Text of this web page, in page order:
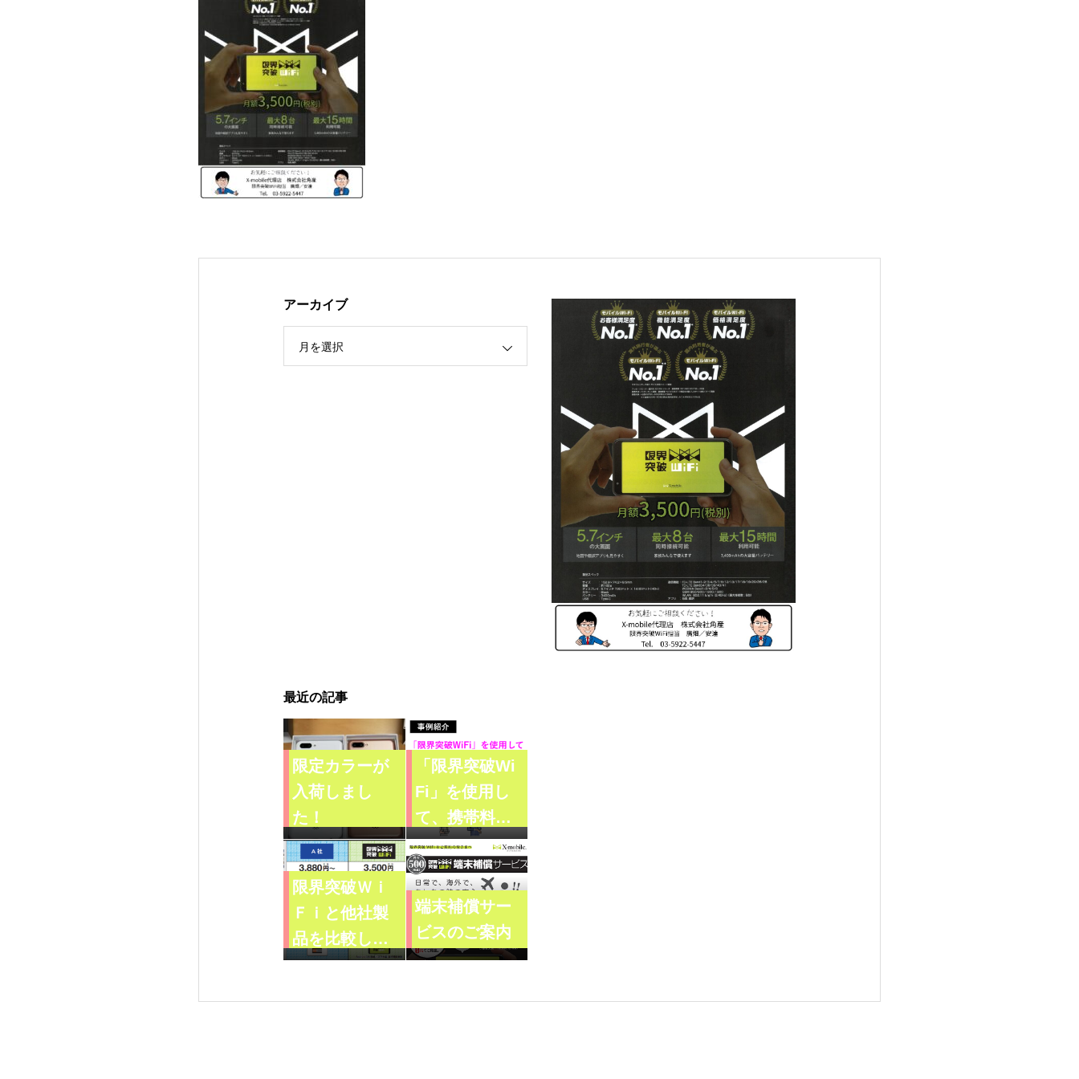
アーカイブ
月を選択
最近の記事
限定カラーが
入荷しまし
た！
「限界突破Wi
Fi」を使用し
て、携帯料金
が安くなる
の？
限界突破Ｗｉ
Ｆｉと他社製
品を比較して
みました
端末補償サー
ビスのご案内